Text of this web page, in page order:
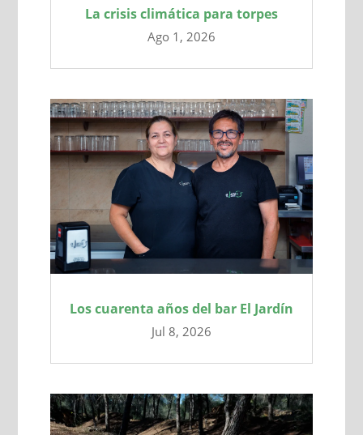
La crisis climática para torpes
Ago 1, 2026
Los cuarenta años del bar El Jardín
Jul 8, 2026